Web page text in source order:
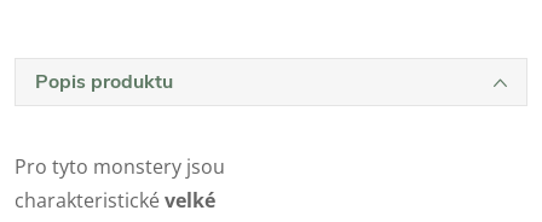
Popis produktu
Pro tyto monstery jsou
charakteristickévelké